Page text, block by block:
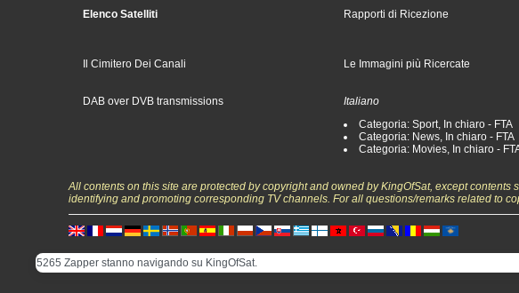
Elenco Satelliti Rapporti di Ricezione
Il Cimitero Dei Canali Le Immagini più Ricercate
DAB over DVB transmissions
Italiano
Categoria: Sport, In chiaro - FTA
Categoria: News, In chiaro - FTA
Categoria: Movies, In chiaro -
All contents on this site are protected by copyright and owned by KingOfSat, except
identifying and promoting corresponding TV channels. For all questions/remarks related to
5265 Zapper stanno navigando su KingOfSat.